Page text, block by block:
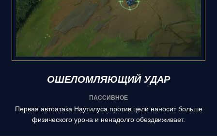
ОШЕЛОМЛЯЮЩИЙ УДАР
ПАССИВНОЕ
Первая автоатака Наутилуса против цели наносит больше
физического урона и ненадолго обездвиживает.